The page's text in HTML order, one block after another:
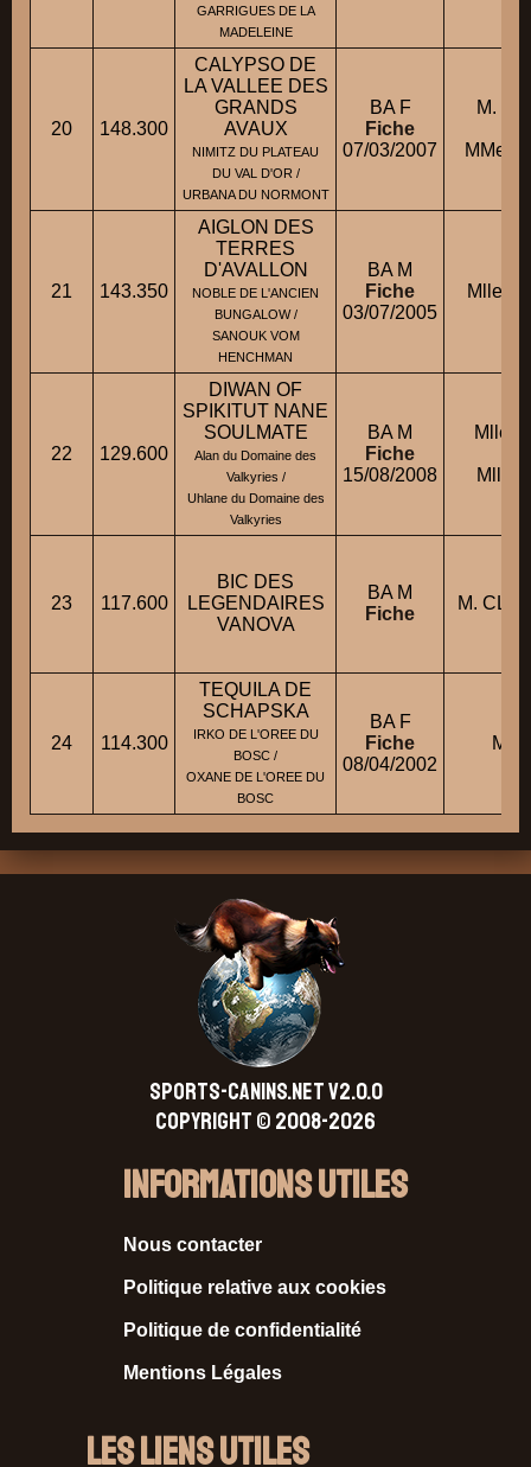
GARRIGUES DE LA
MADELEINE
20 148.300
CALYPSO DE
LA VALLEE DES
GRANDS
AVAUX
NIMITZ DU PLATEAU
DU VAL D'OR /
URBANA DU NORMONT
BA F
Fiche
07/03/2007
M.
MMe
21 143.350
AIGLON DES
TERRES
D'AVALLON
NOBLE DE L'ANCIEN
BUNGALOW /
SANOUK VOM
HENCHMAN
BA M
Fiche
03/07/2005
Mlle
22 129.600
DIWAN OF
SPIKITUT NANE
SOULMATE
Alan du Domaine des
Valkyries /
Uhlane du Domaine des
Valkyries
BA M
Fiche
15/08/2008
Mlle
Mlle
23 117.600
BIC DES
LEGENDAIRES
VANOVA
BA M
Fiche
M.
24 114.300
TEQUILA DE
SCHAPSKA
IRKO DE L'OREE DU
BOSC /
OXANE DE L'OREE DU
BOSC
BA F
Fiche
08/04/2002
M.
SPORTS-CANINS.NET V2.0.0
Copyright © 2008-2026
Informations Utiles
Nous contacter
Politique relative aux cookies
Politique de confidentialité
Mentions Légales
Les liens utiles